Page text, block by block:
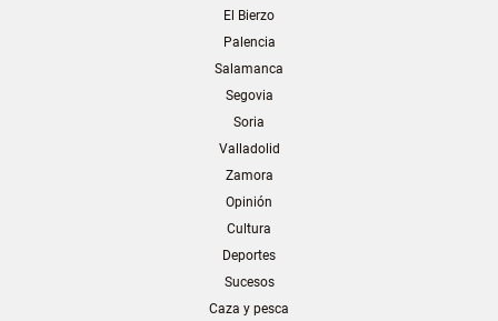
El Bierzo
Palencia
Salamanca
Segovia
Soria
Valladolid
Zamora
Opinión
Cultura
Deportes
Sucesos
Caza y pesca